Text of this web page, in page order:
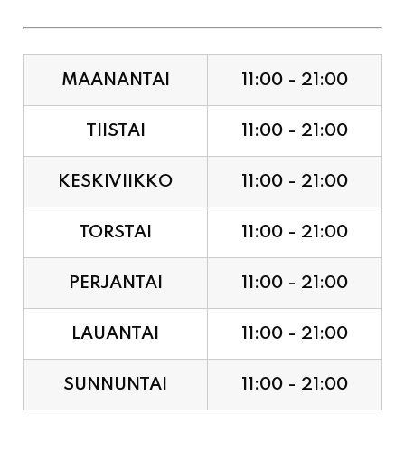
TIISTAI 11:00 - 21:00
KESKIVIIKKO 11:00 - 21:00
TORSTAI 11:00 - 21:00
PERJANTAI 11:00 - 21:00
LAUANTAI 11:00 - 21:00
SUNNUNTAI 11:00 - 21:00